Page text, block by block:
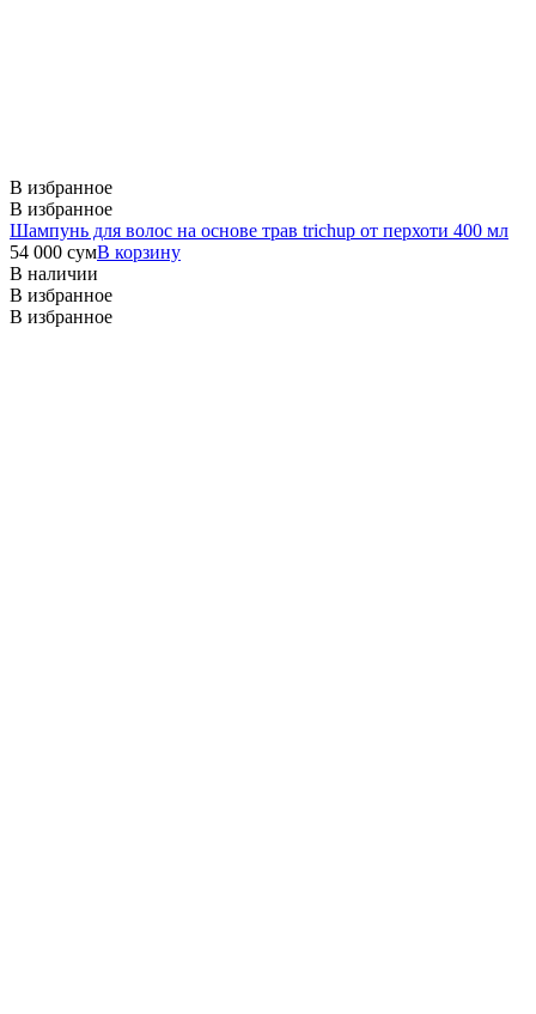
В избранное
В избранное
Шампунь для волос на основе трав trichup от перхоти 400 мл
54 000 сумВ корзину
В наличии
В избранное
В избранное